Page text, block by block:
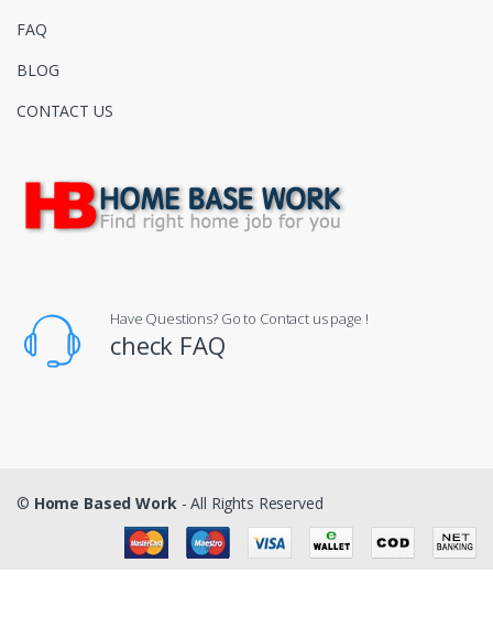
FAQ
BLOG
CONTACT US
Have Questions? Go to Contact us page !
check FAQ
© Home Based Work - All Rights Reserved